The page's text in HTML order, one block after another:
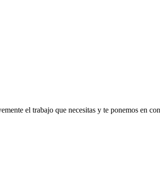
el trabajo que necesitas y te ponemos en